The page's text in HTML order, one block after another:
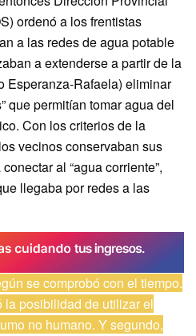
ordenó a los frentistas
a las redes de agua potable
a extenderse a partir de la
Esperanza-Rafaela) eliminar
que permitían tomar agua del
Con los criterios de la
vecinos conservaban sus
al “agua corriente”,
llegaba por redes a las
se comprobó con el tiempo.
la posibilidad de utilizar el
no humano. Y segundo,